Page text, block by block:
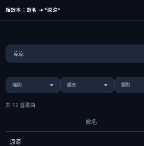
賴歌本：歌名 ➔ *涼涼*
共 12 首歌曲
歌名
涼涼